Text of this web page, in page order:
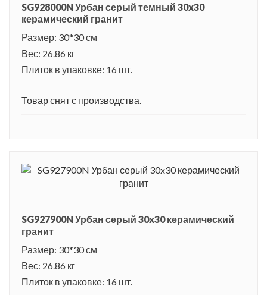
SG928000N Урбан серый темный 30x30
керамический гранит
Размер: 30*30 см
Вес: 26.86 кг
Плиток в упаковке: 16 шт.
Товар снят с производства.
SG927900N Урбан серый 30x30 керамический
гранит
Размер: 30*30 см
Вес: 26.86 кг
Плиток в упаковке: 16 шт.